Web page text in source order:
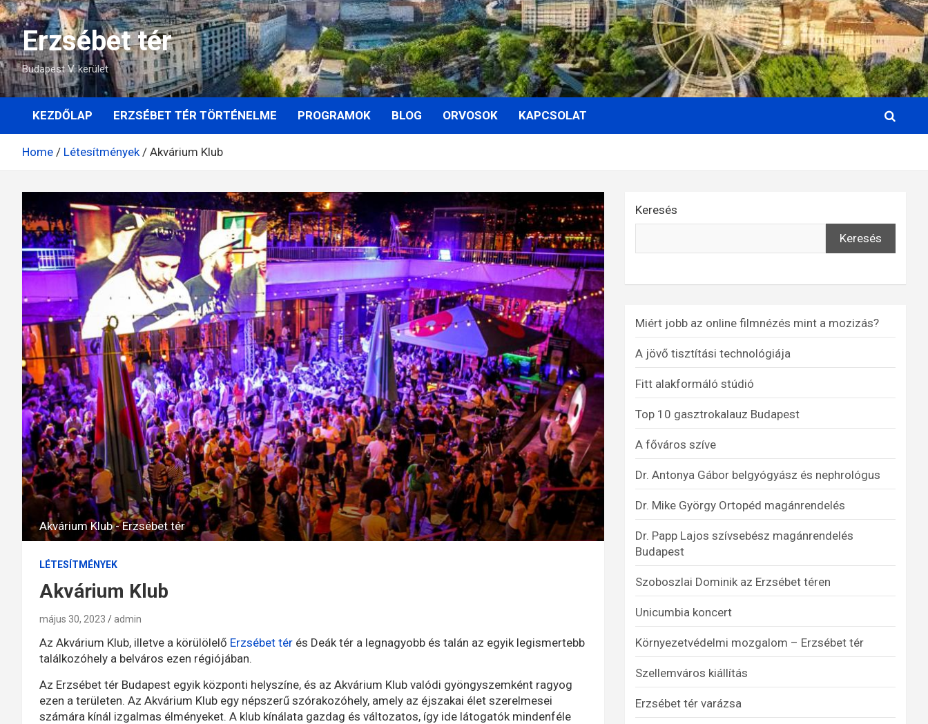
Skip
to
contentErzsébet tér
Budapest V. kerület
KEZDŐLAP ERZSÉBET TÉR TÖRTÉNELME PROGRAMOK BLOG ORVOSOK KAPCSOLAT
Home Létesítmények Akvárium Klub
Akvárium Klub - Erzsébet tér
LÉTESÍTMÉNYEK
Akvárium Klub
május 30, 2023 admin
Az Akvárium Klub, illetve a körülölelő Erzsébet tér és Deák tér a legnagyobb és talán az egyik legismertebb
találkozóhely a belváros ezen régiójában.
Az Erzsébet tér Budapest egyik központi helyszíne, és az Akvárium Klub valódi gyöngyszemként ragyog
ezen a területen. Az Akvárium Klub egy népszerű szórakozóhely, amely az éjszakai élet szerelmesei
számára kínál izgalmas élményeket. A klub kínálata gazdag és változatos, így ide látogatók mindenféle
Keresés
Keresés
Miért jobb az online filmnézés mint a mozizás?
A jövő tisztítási technológiája
Fitt alakformáló stúdió
Top 10 gasztrokalauz Budapest
A főváros szíve
Dr. Antonya Gábor belgyógyász és nephrológus
Dr. Mike György Ortopéd magánrendelés
Dr. Papp Lajos szívsebész magánrendelés
Budapest
Szoboszlai Dominik az Erzsébet téren
Unicumbia koncert
Környezetvédelmi mozgalom – Erzsébet tér
Szellemváros kiállítás
Erzsébet tér varázsa